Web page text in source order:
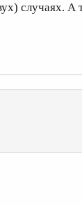
случаях. А